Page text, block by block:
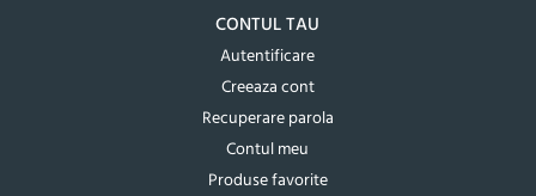
CONTUL TAU
Autentificare
Creeaza cont
Recuperare parola
Contul meu
Produse favorite